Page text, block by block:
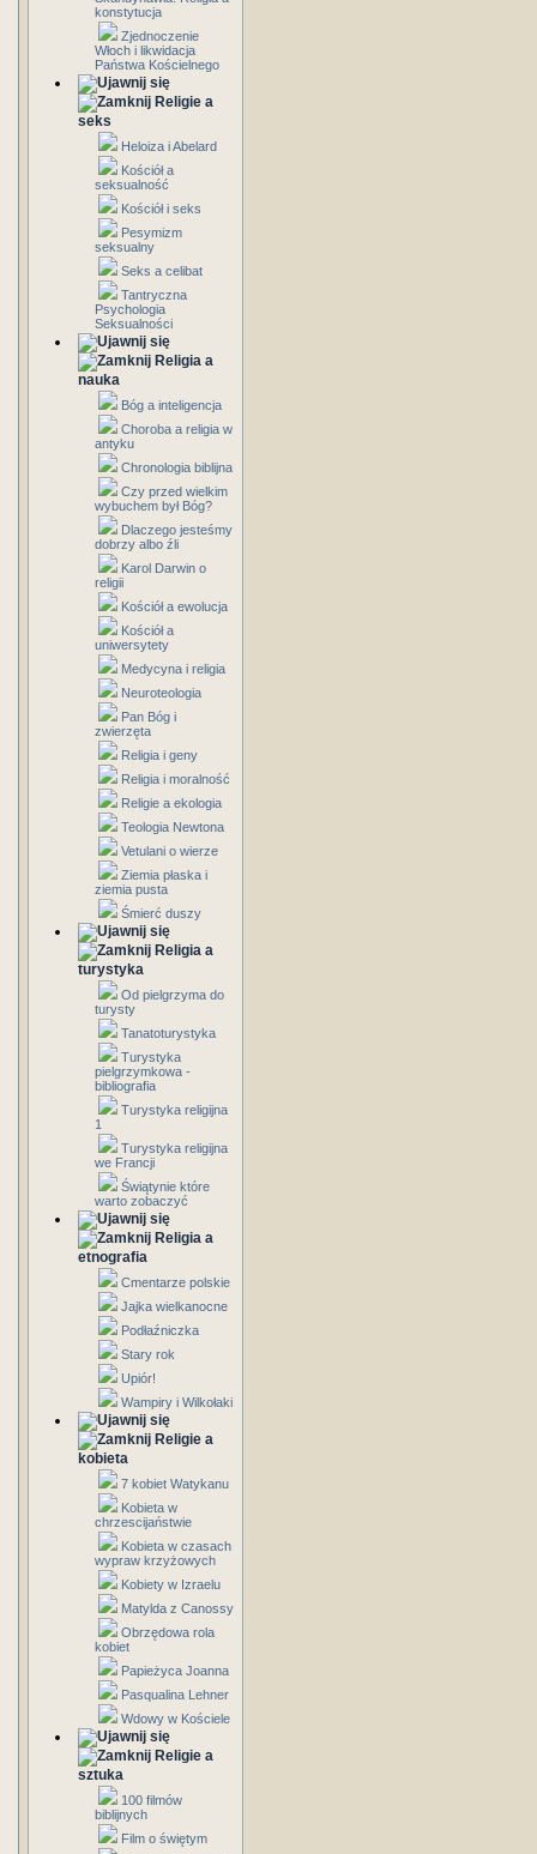
konstytucja
Zjednoczenie
Włoch i likwidacja
Państwa Kościelnego
Religie a
seks
Heloiza i Abelard
Kościół a
seksualność
Kościół i seks
Pesymizm
seksualny
Seks a celibat
Tantryczna
Psychologia
Seksualności
Religia a
nauka
Bóg a inteligencja
Choroba a religia w
antyku
Chronologia biblijna
Czy przed wielkim
wybuchem był Bóg?
Dlaczego jesteśmy
dobrzy albo źli
Karol Darwin o
religii
Kościół a ewolucja
Kościół a
uniwersytety
Medycyna i religia
Neuroteologia
Pan Bóg i
zwierzęta
Religia i geny
Religia i moralność
Religie a ekologia
Teologia Newtona
Vetulani o wierze
Ziemia płaska i
ziemia pusta
Śmierć duszy
Religia a
turystyka
Od pielgrzyma do
turysty
Tanatoturystyka
Turystyka
pielgrzymkowa -
bibliografia
Turystyka religijna
1
Turystyka religijna
we Francji
Świątynie które
warto zobaczyć
Religia a
etnografia
Cmentarze polskie
Jajka wielkanocne
Podłaźniczka
Stary rok
Upiór!
Wampiry i Wilkołaki
Religie a
kobieta
7 kobiet Watykanu
Kobieta w
chrzescijaństwie
Kobieta w czasach
wypraw krzyżowych
Kobiety w Izraelu
Matylda z Canossy
Obrzędowa rola
kobiet
Papieżyca Joanna
Pasqualina Lehner
Wdowy w Kościele
Religie a
sztuka
100 filmów
biblijnych
Film o świętym